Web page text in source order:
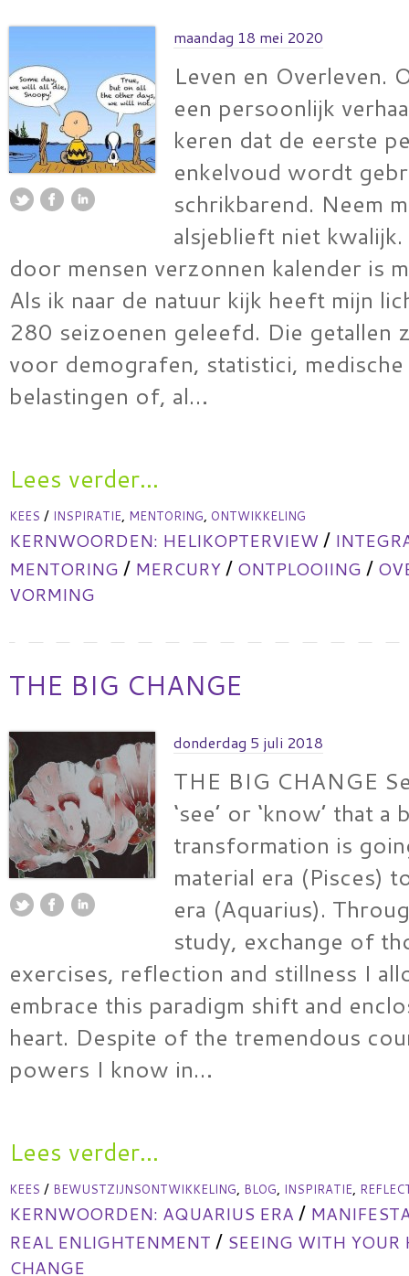
maandag 18 mei 2020
Leven en Overleven.
een persoonlijk
keren dat de eerste
enkelvoud wordt
schrikbarend. Neem
alsjeblieft niet
door mensen verzonnen kalender is
Als ik naar de natuur kijk heeft mijn
280 seizoenen geleefd. Die getallen
voor demografen, statistici,
belastingen of, al…
Lees verder...
KEES / INSPIRATIE, MENTORING, ONTWIKKELING
KERNWOORDEN: HELIKOPTERVIEW/
MENTORING / MERCURY/ ONTPLOOIING /
VORMING
THE BIG CHANGE
donderdag 5 juli 2018
THE BIG CHANGE
‘see’ or ‘know’ that a
transformation is
material era (Pisces)
era (Aquarius).
study, exchange of
exercises, reflection and stillness I
embrace this paradigm shift and
heart. Despite of the tremendous
powers I know in…
Lees verder...
KEES / BEWUSTZIJNSONTWIKKELING, BLOG, INSPIRATIE,
KERNWOORDEN: AQUARIUS ERA /
REAL ENLIGHTENMENT / SEEING WITH YOUR
CHANGE